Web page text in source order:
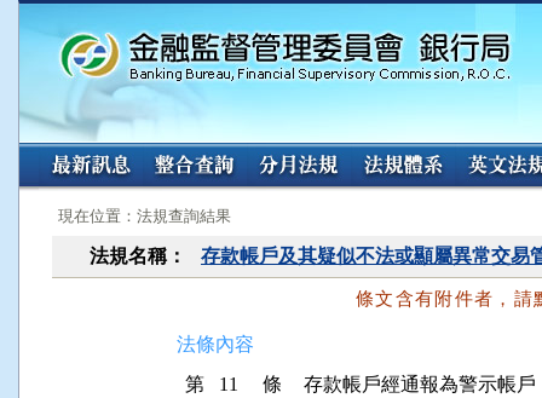
:::
現在位置：法規查詢結果
法規名稱： 存款帳戶及其疑似不法或顯屬異常交易
條文含有附件者，請
法條內容
第 11 條
存款帳戶經通報為警示帳